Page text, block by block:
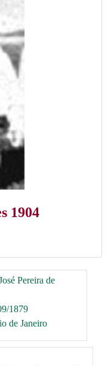
1904
Pereira de
1879
de Janeiro